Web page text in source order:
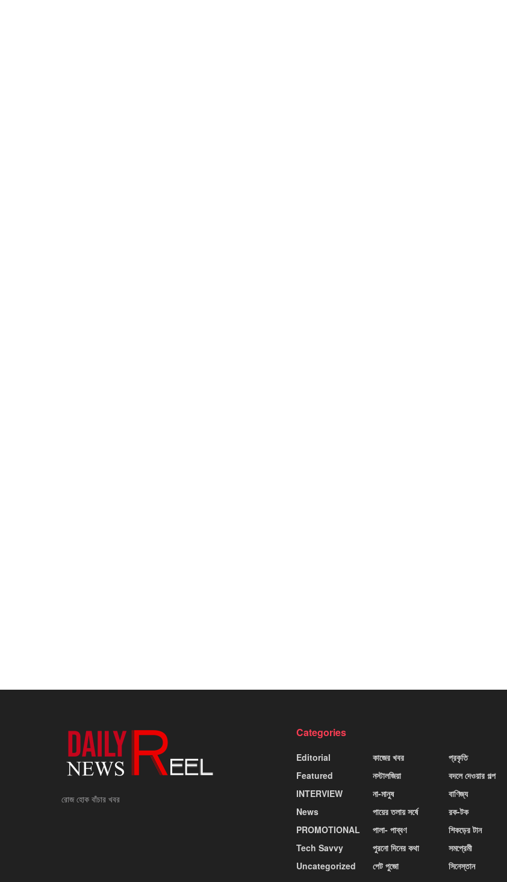
রোজ হোক বাঁচার খবর
Categories
Editorial
Featured
INTERVIEW
News
PROMOTIONAL
Tech Savvy
Uncategorized
কাজের খবর
নস্টালজিয়া
না-মানুষ
পায়ের তলায় সর্ষে
পালা- পাব্বণ
পুরনো দিনের কথা
পেট পুজো
প্রকৃতি
বদলে দেওয়ার গল্প
বাণিজ্য
রক-টক
শিকড়ের টান
সমপ্রেমী
সিনেস্তান